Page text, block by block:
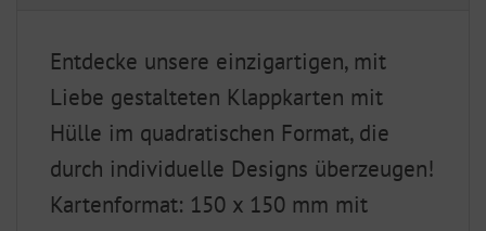
Entdecke unsere einzigartigen, mit
Liebe gestalteten Klappkarten mit
Hülle im quadratischen Format, die
durch individuelle Designs überzeugen!
Kartenformat: 150 x 150 mm mit